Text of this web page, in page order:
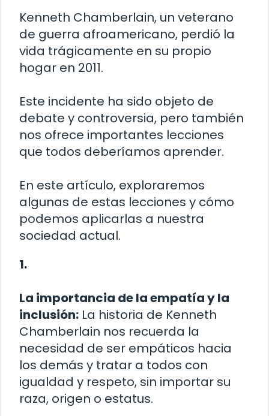
Kenneth Chamberlain, un veterano
de guerra afroamericano, perdió la
vida trágicamente en su propio
hogar en 2011.
Este incidente ha sido objeto de
debate y controversia, pero también
nos ofrece importantes lecciones
que todos deberíamos aprender.
En este artículo, exploraremos
algunas de estas lecciones y cómo
podemos aplicarlas a nuestra
sociedad actual.
1.
La importancia de la empatía y la
inclusión: La historia de Kenneth
Chamberlain nos recuerda la
necesidad de ser empáticos hacia
los demás y tratar a todos con
igualdad y respeto, sin importar su
raza, origen o estatus.